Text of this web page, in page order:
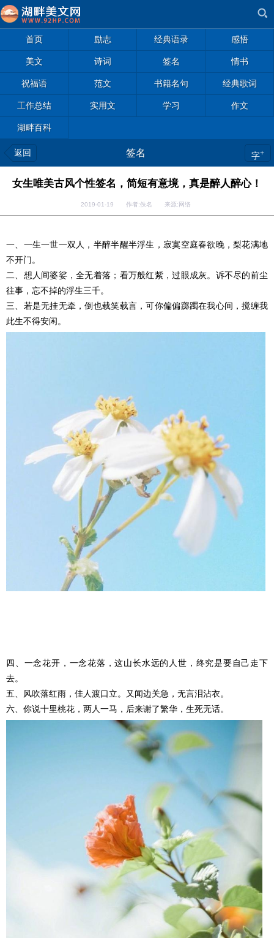
首页 励志 经典语录 感悟
美文 诗词 签名 情书
祝福语 范文 书籍名句 经典歌词
工作总结 实用文 学习 作文
湖畔百科
返回 签名 字+
女生唯美古风个性签名，简短有意境，真是醉人醉心！
2019-01-19 作者:佚名 来源:网络
一、一生一世一双人，半醉半醒半浮生，寂寞空庭春欲晚，梨花满地
不开门。
二、想人间婆娑，全无着落；看万般红紫，过眼成灰。诉不尽的前尘
往事，忘不掉的浮生三千。
三、若是无挂无牵，倒也载笑载言，可你偏偏踯躅在我心间，搅缠我
此生不得安闲。
四、一念花开，一念花落，这山长水远的人世，终究是要自己走下
去。
五、风吹落红雨，佳人渡口立。又闻边关急，无言泪沾衣。
六、你说十里桃花，两人一马，后来谢了繁华，生死无话。